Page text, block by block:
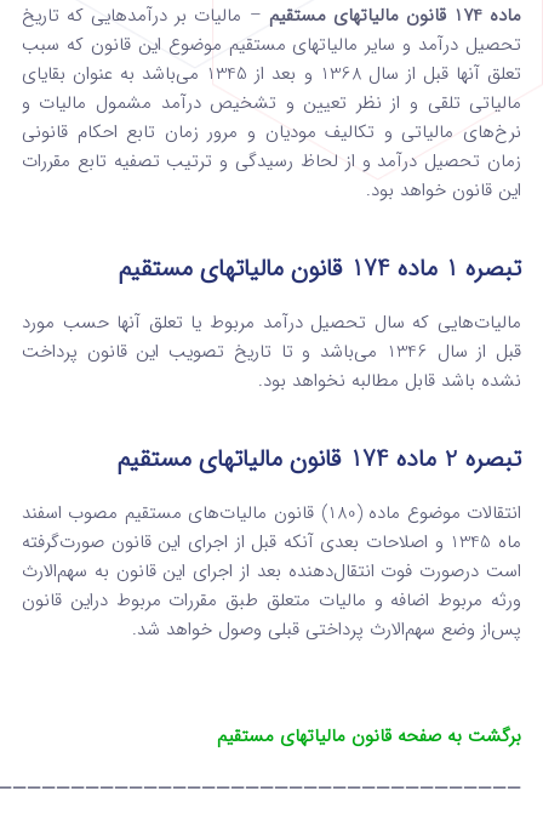
ماده 174 قانون مالیاتهای مستقیم
– مالیات بر درآمدهایی که تاریخ
تحصیل درآمد و سایر مالیات­های مستقیم موضوع این قانون که سبب
تعلق آنها قبل از سال 1368 و بعد از 1345 می‌باشد به عنوان بقایای
مالیاتی تلقی و از نظر تعیین و تشخیص درآمد مشمول مالیات و
نرخ‌های مالیاتی و تکالیف مودیان و مرور زمان تابع ‌احکام قانونی
زمان تحصیل درآمد و از لحاظ رسیدگی و ترتیب تصفیه تابع مقررات
این قانون خواهد بود.
تبصره 1 ماده 174 قانون مالیاتهای مستقیم
مالیات‌هایی که سال تحصیل درآمد مربوط یا تعلق آنها حسب مورد
قبل از سال 1346 می‌باشد و تا تاریخ تصویب این قانون پرداخت‌
نشده باشد قابل مطالبه نخواهد بود.
‌تبصره 2 ماده 174 قانون مالیاتهای مستقیم
انتقالات موضوع ماده (180) قانون مالیات‌های مستقیم مصوب اسفند
ماه 1345 و اصلاحات بعدی آن­که قبل از اجرای این قانون صورت‌گرفته
است درصورت فوت انتقال‌دهنده بعد از اجرای این قانون به سهم‌الارث
ورثه مربوط اضافه و مالیات متعلق طبق مقررات مربوط دراین قانون
پس‌از وضع سهم‌الارث پرداختی قبلی وصول خواهد شد.
برگشت به صفحه قانون مالیاتهای مستقیم